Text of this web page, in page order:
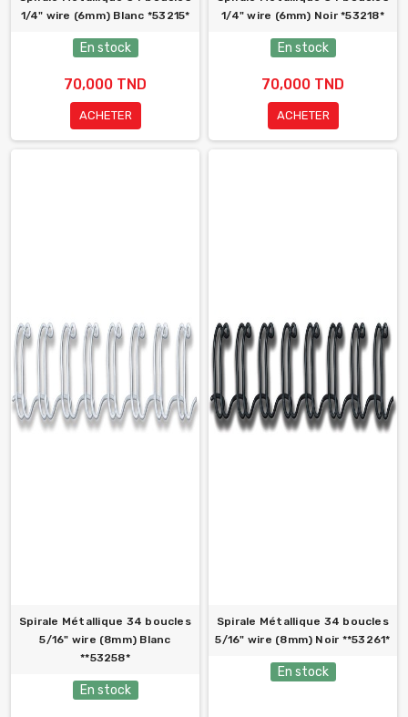
1/4" wire (6mm) Blanc *53215*
En stock
70,000 TND
ACHETER
1/4" wire (6mm) Noir *53218*
En stock
70,000 TND
ACHETER
Spirale Métallique 34 boucles
5/16" wire (8mm) Blanc
**53258*
En stock
Spirale Métallique 34 boucles
5/16" wire (8mm) Noir **53261*
En stock